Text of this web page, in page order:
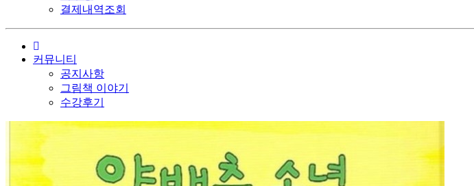
결제내역조회
커뮤니티
공지사항
그림책 이야기
수강후기